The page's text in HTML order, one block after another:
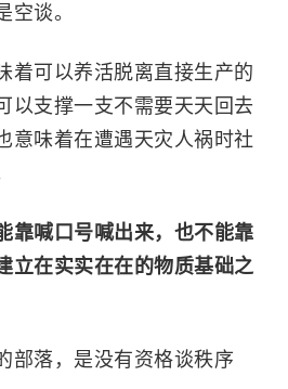
空谈。
着可以养活脱离直接生产的
以支撑一支不需要天天回去
意味着在遭遇天灾人祸时社
靠喊口号喊出来，也不能靠
立在实实在在的物质基础之
部落，是没有资格谈秩序